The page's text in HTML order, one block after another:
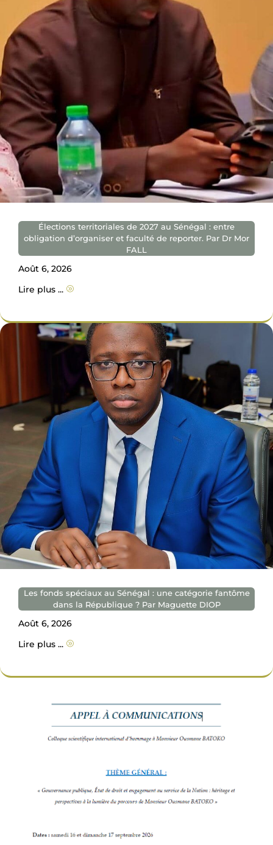
Élections territoriales de 2027 au Sénégal : entre
obligation d’organiser et faculté de reporter. Par Dr Mor
FALL
Août 6, 2026
Lire plus ... A
Les fonds spéciaux au Sénégal : une catégorie fantôme
dans la République ? Par Maguette DIOP
Août 6, 2026
Lire plus ... A